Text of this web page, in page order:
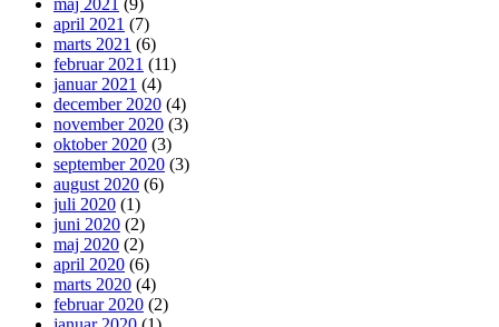
april 2021 (7)
marts 2021 (6)
februar 2021 (11)
januar 2021 (4)
december 2020 (4)
november 2020 (3)
oktober 2020 (3)
september 2020 (3)
august 2020 (6)
juli 2020 (1)
juni 2020 (2)
maj 2020 (2)
april 2020 (6)
marts 2020 (4)
februar 2020 (2)